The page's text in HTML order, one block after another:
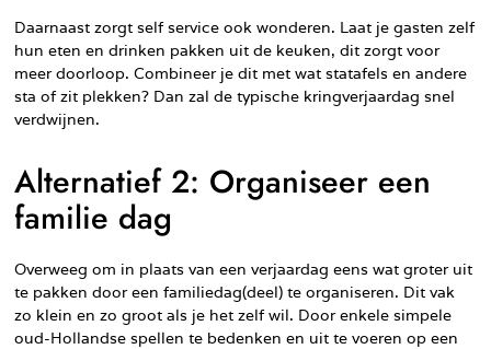
Daarnaast zorgt self service ook wonderen. Laat je gasten zelf
hun eten en drinken pakken uit de keuken, dit zorgt voor
meer doorloop. Combineer je dit met wat statafels en andere
sta of zit plekken? Dan zal de typische kringverjaardag snel
verdwijnen.
Alternatief 2: Organiseer een
familie dag
Overweeg om in plaats van een verjaardag eens wat groter uit
te pakken door een familiedag(deel) te organiseren. Dit vak
zo klein en zo groot als je het zelf wil. Door enkele simpele
oud-Hollandse spellen te bedenken en uit te voeren op een